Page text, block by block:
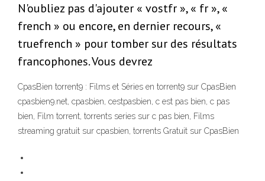
N'oubliez pas d'ajouter « vostfr », « fr », «
french » ou encore, en dernier recours, «
truefrench » pour tomber sur des résultats
francophones. Vous devrez
CpasBien torrent9 : Films et Séries en torrent9 sur CpasBien
cpasbien9.net, cpasbien, cestpasbien, c est pas bien, c pas
bien, Film torrent, torrents series sur c pas bien, Films
streaming gratuit sur cpasbien, torrents Gratuit sur CpasBien